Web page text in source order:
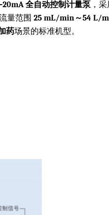
全自动控制计量泵 ，
流量范围25 mL/min～54 L/
药场景的标准机型。